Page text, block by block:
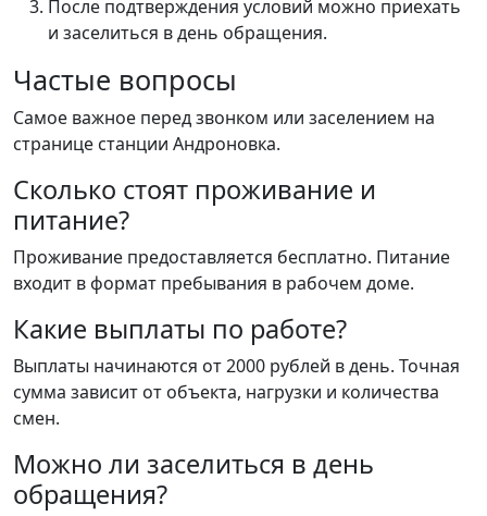
После подтверждения условий можно приехать
и заселиться в день обращения.
Частые вопросы
Самое важное перед звонком или заселением на
странице станции Андроновка.
Сколько стоят проживание и
питание?
Проживание предоставляется бесплатно. Питание
входит в формат пребывания в рабочем доме.
Какие выплаты по работе?
Выплаты начинаются от 2000 рублей в день. Точная
сумма зависит от объекта, нагрузки и количества
смен.
Можно ли заселиться в день
обращения?